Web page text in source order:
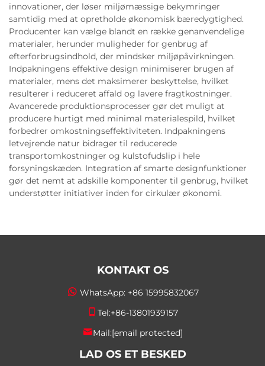
innovationer, der løser miljømæssige bekymringer
samtidig med at opretholde økonomisk bæredygtighed.
Producenter kan vælge blandt en række genanvendelige
materialer, herunder muligheder for genbrug af
efterforbrugsindhold, der mindsker miljøpåvirkningen.
Indpakningens effektive design minimiserer brugen af
materialer, mens det maksimerer beskyttelse, hvilket
resulterer i reduceret affald og lavere fragtkostninger.
Avancerede produktionsprocesser gør det muligt at
producere hurtigt med minimal materialespild, hvilket
forbedrer omkostningseffektiviteten. Indpakningens
letvejrende natur bidrager til reducerede
transportomkostninger og kulstofudslip i hele
forsyningskæden. Integration af smarte designfunktioner
gør det nemt at adskille komponenter til genbrug, hvilket
understøtter initiativer inden for cirkulær økonomi.
KONTAKT OS
WhatsApp: +86 15995832067
Tel:+86-13801939157
Mail:[email protected]
LAD OS ET BESKED